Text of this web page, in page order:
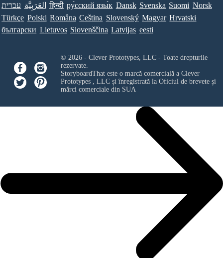
עברית العَرَبِيَّة हिन्दी ру́сский язы́к Dansk Svenska Suomi Norsk
Türkçe Polski Româna Ceština Slovenský Magyar Hrvatski
български Lietuvos Slovenščina Latvijas eesti
© 2026 - Clever Prototypes, LLC - Toate drepturile
rezervate.
StoryboardThat este o marcă comercială a Clever
Prototypes , LLCși înregistrată la Oficiul de brevete și
mărci comerciale din SUA